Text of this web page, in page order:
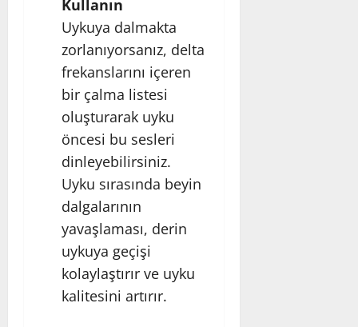
Kullanın
Uykuya dalmakta
zorlanıyorsanız, delta
frekanslarını içeren
bir çalma listesi
oluşturarak uyku
öncesi bu sesleri
dinleyebilirsiniz.
Uyku sırasında beyin
dalgalarının
yavaşlaması, derin
uykuya geçişi
kolaylaştırır ve uyku
kalitesini artırır.